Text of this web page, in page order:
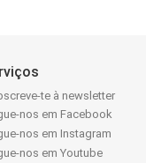
te à newsletter
nos em Facebook
nos em Instagram
nos em Youtube